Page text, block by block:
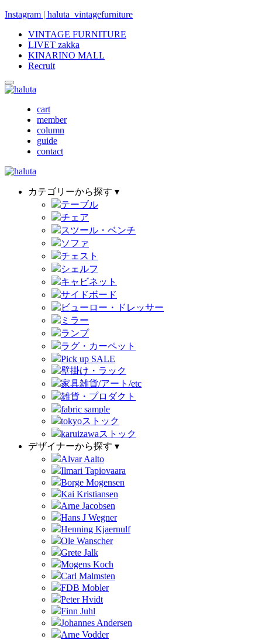
Instagram | haluta_vintagefurniture
VINTAGE FURNITURE
LIVET zakka
KINARINO MALL
Recruit
cart
member
column
guide
contact
カテゴリーから探す ▾
テーブル
チェア
スツール・ベンチ
ソファ
チェスト
シェルフ
キャビネット
サイドボード
ビューロー・ドレッサー
ミラー
ランプ
ラグ・カーペット
Pick up SALE
壁掛け・ラック
家具雑貨/アート/etc
雑貨・プロダクト
fabric sample
tokyoストック
karuizawaストック
デザイナーから探す ▾
Alvar Aalto
Ilmari Tapiovaara
Borge Mogensen
Kai Kristiansen
Arne Jacobsen
Hans J Wegner
Henning Kjaernulf
Ole Wanscher
Grete Jalk
Mogens Koch
Carl Malmsten
FDB Mobler
Peter Hvidt
Finn Juhl
Johannes Andersen
Arne Vodder